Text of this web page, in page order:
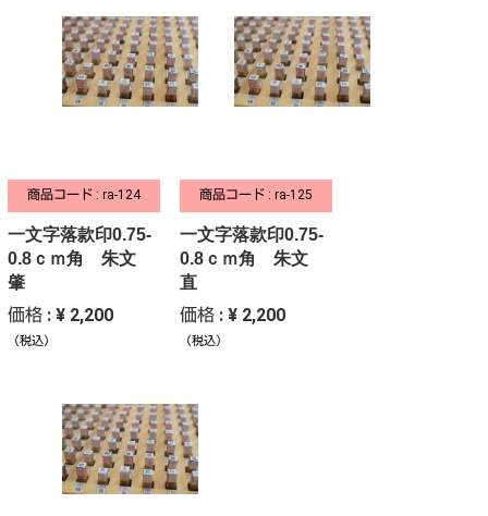
商品コード : ra-124
一文字落款印0.75-
0.8ｃｍ角 朱文
肇
価格 : ¥ 2,200
（税込）
商品コード : ra-125
一文字落款印0.75-
0.8ｃｍ角 朱文
直
価格 : ¥ 2,200
（税込）